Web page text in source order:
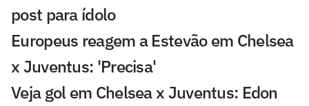
post para ídolo
Europeus reagem a Estevão em Chelsea
x Juventus: 'Precisa'
Veja gol em Chelsea x Juventus: Edon